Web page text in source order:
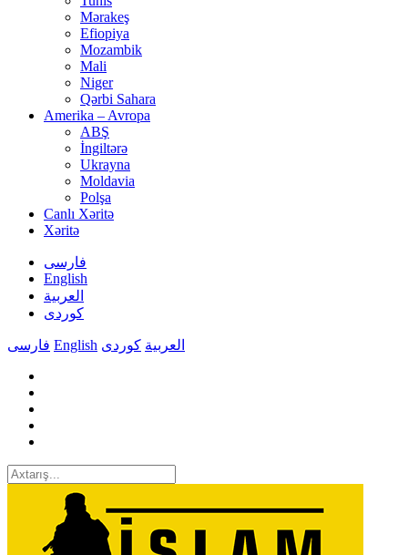
Mərakeş
Efiopiya
Mozambik
Mali
Niger
Qərbi Sahara
Amerika – Avropa
ABŞ
İngiltərə
Ukrayna
Moldavia
Polşa
Canlı Xəritə
Xəritə
فارسی
English
العربیة
کوردی
فارسی English العربیة کوردی